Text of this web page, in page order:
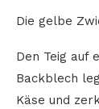
Die gelbe
Den Teig auf
Backblech
Käse und